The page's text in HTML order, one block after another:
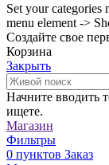
Set your
menu element ->
Создайте свое
Корзина
Закрыть
Начните вводить
ищете.
Магазин
Фильтры
0 пунктов Заказ